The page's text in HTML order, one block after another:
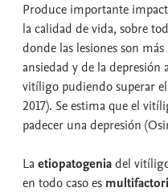
Produce importante
la calidad de vida, sobre
donde las lesiones son
ansiedad y de la depresión
vitíligo pudiendo superar
2017). Se estima que el
padecer una depresión
Laetiopatogeniadel
en todo caso es